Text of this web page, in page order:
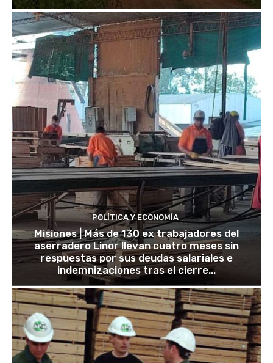
POLÍTICA Y ECONOMÍA
Misiones | Más de 130 ex trabajadores del
aserradero Linor llevan cuatro meses sin
respuestas por sus deudas salariales e
indemnizaciones tras el cierre...